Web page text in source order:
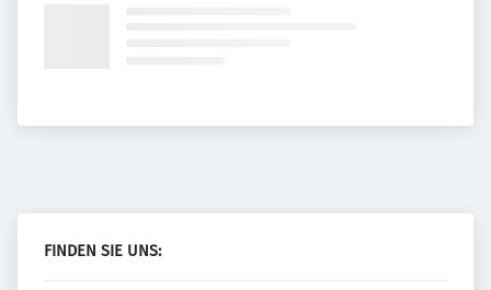
FINDEN SIE UNS: